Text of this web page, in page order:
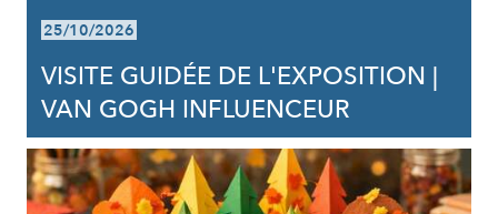
25/10/2026
VISITE GUIDÉE DE L'EXPOSITION |
VAN GOGH INFLUENCEUR